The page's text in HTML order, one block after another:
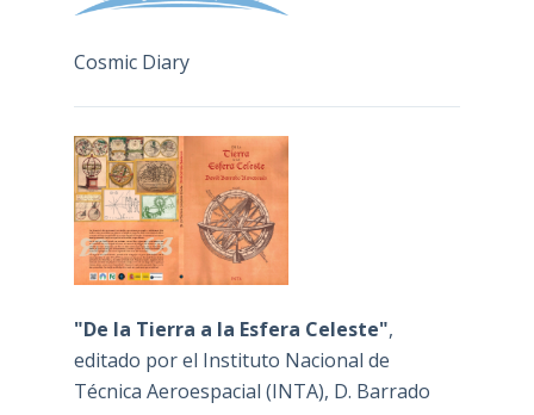
Cosmic Diary
"De la Tierra a la Esfera Celeste",
editado por el Instituto Nacional de
Técnica Aeroespacial (INTA), D. Barrado